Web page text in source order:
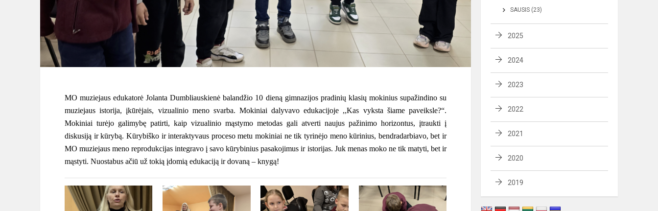
MO muziejaus edukatorė Jolanta Dumbliauskienė balandžio 10 dieną gimnazijos pradinių klasių mokinius supažindino su
muziejaus istorija, įkūrėjais, vizualinio meno svarba. Mokiniai dalyvavo edukacijoje ,,Kas vyksta šiame paveiksle?“.
Mokiniai turėjo galimybę patirti, kaip vizualinio mąstymo metodas gali atverti naujus pažinimo horizontus, įtraukti į
diskusiją ir kūrybą. Kūrybiško ir interaktyvaus proceso metu mokiniai ne tik tyrinėjo meno kūrinius, bendradarbiavo, bet ir
MO muziejaus meno reprodukcijas integravo į savo kūrybinius pasakojimus ir istorijas. Juk menas moko ne tik matyti, bet ir
mąstyti. Nuostabus ačiū už tokią įdomią edukaciją ir dovaną – knygą!
SAUSIS (23)
2025
2024
2023
2022
2021
2020
2019